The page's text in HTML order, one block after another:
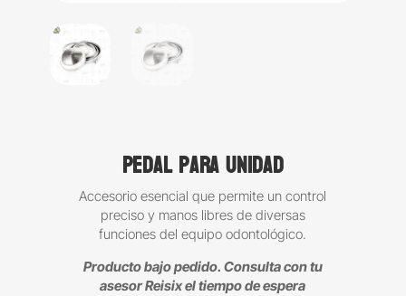
Pedal para Unidad
Accesorio esencial que permite un control
preciso y manos libres de diversas
funciones del equipo odontológico.
Producto bajo pedido. Consulta con tu
asesor Reisix el tiempo de espera